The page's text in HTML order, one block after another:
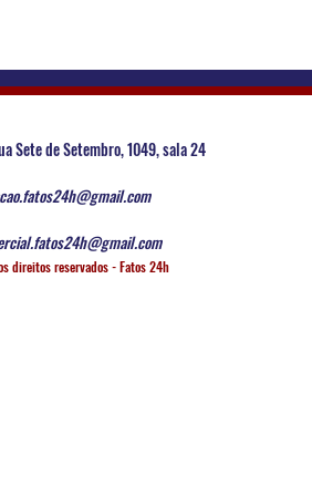
Sete de Setembro, 1049, sala 24
direitos reservados - Fatos 24h